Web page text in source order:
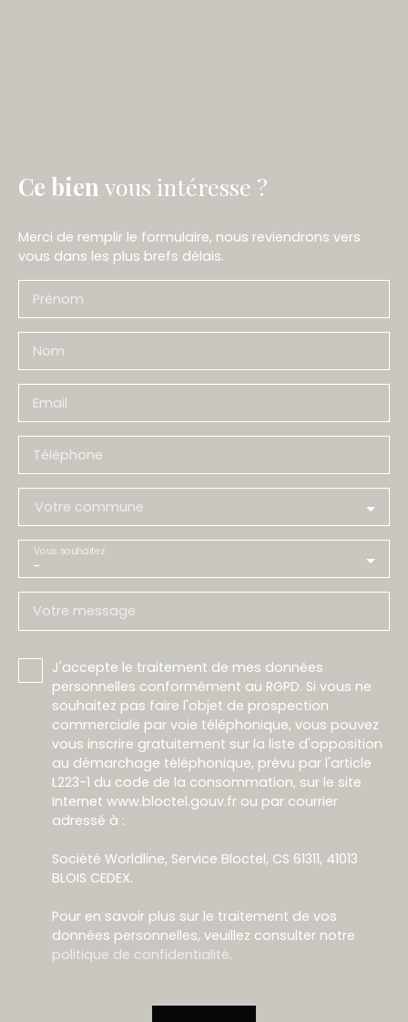
Ce bien vous intéresse ?
Merci de remplir le formulaire, nous reviendrons vers
vous dans les plus brefs délais.
Prénom
Nom
Email
Téléphone
Votre commune
-
Vous souhaitez
Votre message
J'accepte le traitement de mes données
personnelles conformément au RGPD. Si vous ne
souhaitez pas faire l'objet de prospection
commerciale par voie téléphonique, vous pouvez
vous inscrire gratuitement sur la liste d'opposition
au démarchage téléphonique, prévu par l'article
L223-1 du code de la consommation, sur le site
Internet www.bloctel.gouv.fr ou par courrier
adressé à :
Société Worldline, Service Bloctel, CS 61311, 41013
BLOIS CEDEX.
Pour en savoir plus sur le traitement de vos
données personnelles, veuillez consulter notre
politique de confidentialité.